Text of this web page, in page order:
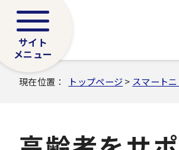
サイト
メニュー
現在位置： トップページ > スマート